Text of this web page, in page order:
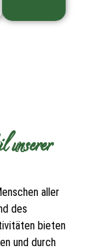
aller
des
bieten
und durch